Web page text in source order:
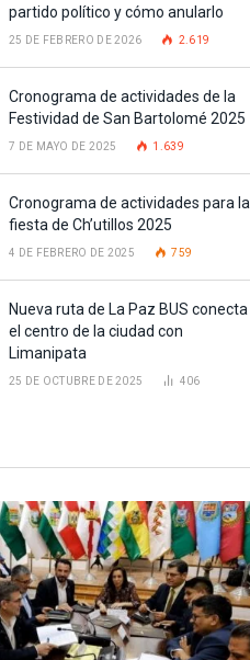
partido político y cómo anularlo
25 DE FEBRERO DE 2026 2.619
Cronograma de actividades de la
Festividad de San Bartolomé 2025
7 DE MAYO DE 2025 1.639
Cronograma de actividades para la
fiesta de Ch’utillos 2025
4 DE FEBRERO DE 2025 759
Nueva ruta de La Paz BUS conecta
el centro de la ciudad con
Limanipata
25 DE OCTUBRE DE 2025 406